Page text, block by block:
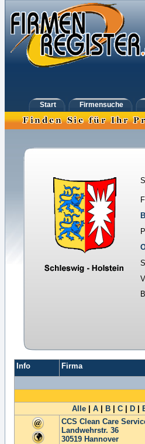
Start Firmensuche
Info Firma
Alle
A B C D
CCS Clean Care
Landwehrstr. 36
30519 Hannover